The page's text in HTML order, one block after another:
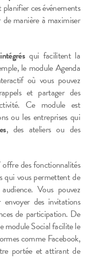
ces événements
manière à maximiser
qui facilitent la
le module Agenda
où vous pouvez
et partager des
Ce module est
ou les entreprises qui
, des ateliers ou des
des fonctionnalités
qui vous permettent de
Vous pouvez
des invitations
de participation. De
module Social facilite le
comme Facebook,
portée et attirant de